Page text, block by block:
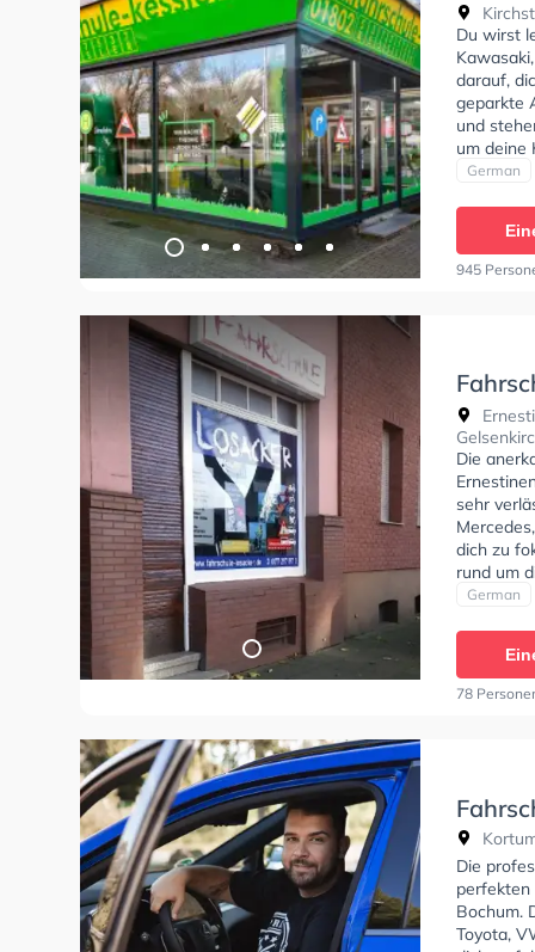
Du wirst
darauf,
geparkte
und
um deine
Klasse
Die
theorie
German
945
Die
sehr
dich zu
rund um
Klasse
German
78
Die
perfekten
Bochum.
Toyota,